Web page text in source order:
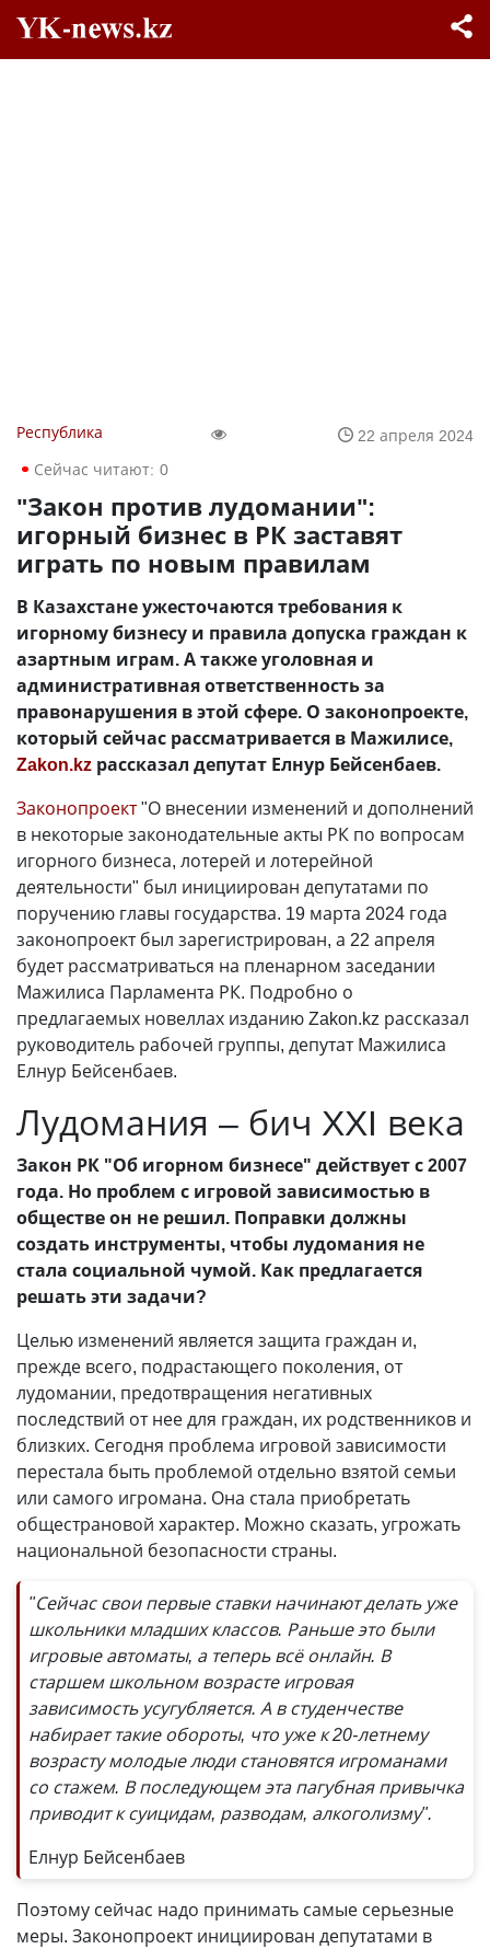
Республика
22 апреля 2024
Сейчас читают: 0
"Закон против лудомании":
игорный бизнес в РК заставят
играть по новым правилам
В Казахстане ужесточаются требования к
игорному бизнесу и правила допуска граждан к
азартным играм. А также уголовная и
административная ответственность за
правонарушения в этой сфере. О законопроекте,
который сейчас рассматривается в Мажилисе,
Zakon.kz рассказал депутат Елнур Бейсенбаев.
Законопроект"О внесении изменений и дополнений
в некоторые законодательные акты РК по вопросам
игорного бизнеса, лотерей и лотерейной
деятельности" был инициирован депутатами по
поручению главы государства. 19 марта 2024 года
законопроект был зарегистрирован, а 22 апреля
будет рассматриваться на пленарном заседании
Мажилиса Парламента РК. Подробно о
предлагаемых новеллах изданию Zakon.kz рассказал
руководитель рабочей группы, депутат Мажилиса
Елнур Бейсенбаев.
Лудомания – бич XXI века
Закон РК "Об игорном бизнесе" действует с 2007
года. Но проблем с игровой зависимостью в
обществе он не решил. Поправки должны
создать инструменты, чтобы лудомания не
стала социальной чумой. Как предлагается
решать эти задачи?
Целью изменений является защита граждан и,
прежде всего, подрастающего поколения, от
лудомании, предотвращения негативных
последствий от нее для граждан, их родственников и
близких. Сегодня проблема игровой зависимости
перестала быть проблемой отдельно взятой семьи
или самого игромана. Она стала приобретать
общестрановой характер. Можно сказать, угрожать
национальной безопасности страны.
"Сейчас свои первые ставки начинают делать уже
школьники младших классов. Раньше это были
игровые автоматы, а теперь всё онлайн. В
старшем школьном возрасте игровая
зависимость усугубляется. А в студенчестве
набирает такие обороты, что уже к 20-летнему
возрасту молодые люди становятся игроманами
со стажем. В последующем эта пагубная привычка
приводит к суицидам, разводам, алкоголизму".
Елнур Бейсенбаев
Поэтому сейчас надо принимать самые серьезные
меры. Законопроект инициирован депутатами в